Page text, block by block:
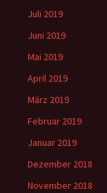
Juli 2019
Juni 2019
Mai 2019
April 2019
März 2019
Februar 2019
Januar 2019
Dezember 2018
November 2018